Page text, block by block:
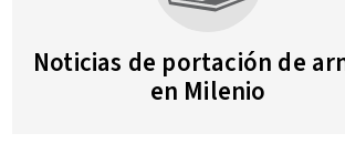
Noticias de portación de
en Milenio